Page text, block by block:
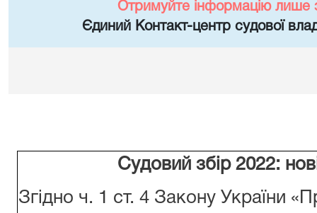
Отримуйте інформацію лише
Єдиний Контакт-центр судової
Судовий збір 2022:
Згідно ч. 1 ст. 4 Закону України